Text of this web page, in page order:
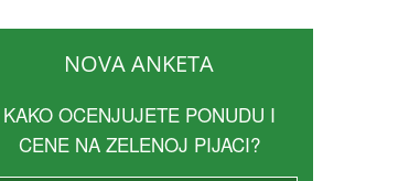
NOVA ANKETA
KAKO OCENJUJETE PONUDU I
CENE NA ZELENOJ PIJACI?